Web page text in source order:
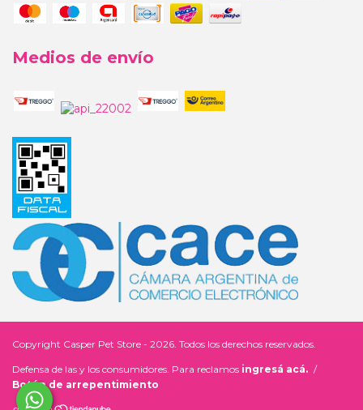
Medios de envío
Copyright Casper Pet Store - 2026. Todos los derechos reservados.
Defensa de las y los consumidores. Para reclamos ingresá acá. /
Botón de arrepentimiento